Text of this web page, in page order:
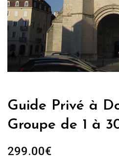
Guide Privé à
Groupe de 1 à
299.00€